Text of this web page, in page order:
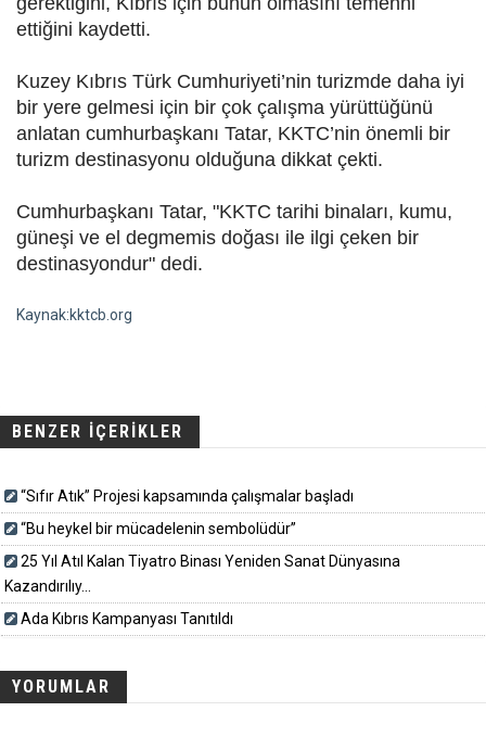
ettiğini kaydetti.
Kuzey Kıbrıs Türk Cumhuriyeti’nin turizmde daha iyi
bir yere gelmesi için bir çok çalışma yürüttüğünü
anlatan cumhurbaşkanı Tatar, KKTC’nin önemli bir
turizm destinasyonu olduğuna dikkat çekti.
Cumhurbaşkanı Tatar, "KKTC tarihi binaları, kumu,
güneşi ve el degmemis doğası ile ilgi çeken bir
destinasyondur" dedi.
Kaynak:kktcb.org
BENZER İÇERİKLER
“Sıfır Atık” Projesi kapsamında çalışmalar başladı
“Bu heykel bir mücadelenin sembolüdür”
25 Yıl Atıl Kalan Tiyatro Binası Yeniden Sanat Dünyasına
Kazandırılıy...
Ada Kıbrıs Kampanyası Tanıtıldı
YORUMLAR